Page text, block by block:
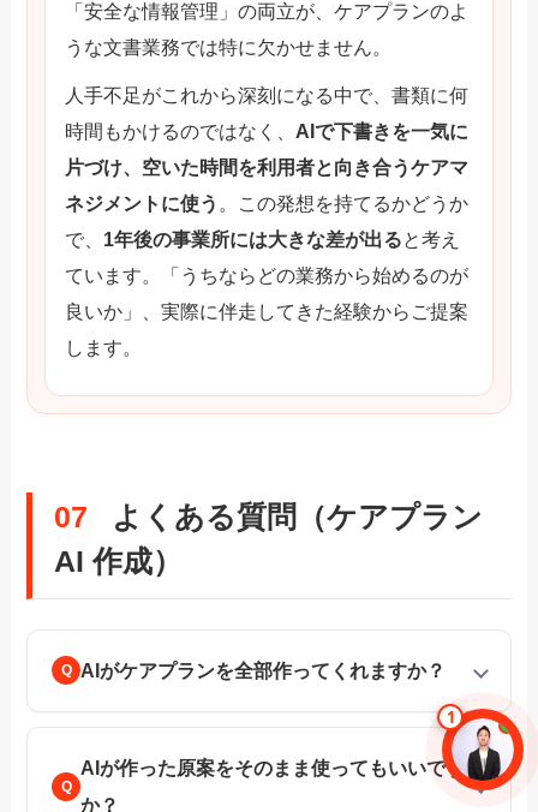
「安全な情報管理」の両立が、ケアプランのよ
うな文書業務では特に欠かせません。
人手不足がこれから深刻になる中で、書類に何
時間もかけるのではなく、 AIで下書きを一気に
片づけ、空いた時間を利用者と向き合うケアマ
ネジメントに使う 。この発想を持てるかどうか
で、 1年後の事業所には大きな差が出ると考え
ています。「うちならどの業務から始めるのが
良いか」、実際に伴走してきた経験からご提案
します。
07
よくある質問（ケアプラン
AI 作成）
AIがケアプランを全部作ってくれますか？
AIが作った原案をそのまま使ってもいいです
か？